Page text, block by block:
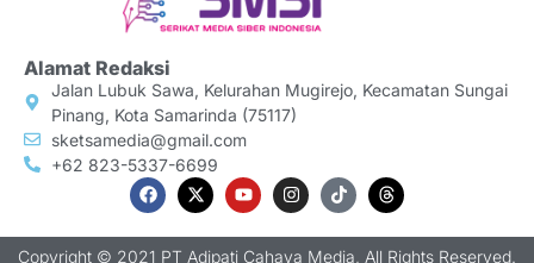
Alamat Redaksi
Jalan Lubuk Sawa, Kelurahan Mugirejo, Kecamatan Sungai
Pinang, Kota Samarinda (75117)
sketsamedia@gmail.com
+62 823-5337-6699
Copyright © 2021 PT Adipati Cahaya Media, All Rights Reserved.